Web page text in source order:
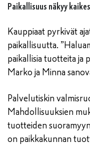
Paikallisuus näkyy
Kauppiaat pyrkivät
paikallisuutta.
paikallisia tuotteita ja
Marko ja Minna
Palvelutiskin
Mahdollisuuksien
tuotteiden
on paikkakunnan